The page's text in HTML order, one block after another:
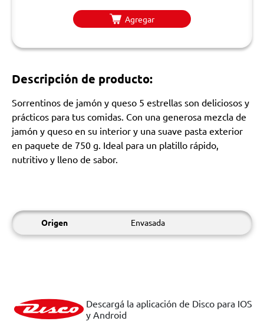
Agregar
Descripción de producto:
Sorrentinos de jamón y queso 5 estrellas son deliciosos y
prácticos para tus comidas. Con una generosa mezcla de
jamón y queso en su interior y una suave pasta exterior
en paquete de 750 g. Ideal para un platillo rápido,
nutritivo y lleno de sabor.
Origen Envasada
Descargá la aplicación de Disco para IOS
y Android